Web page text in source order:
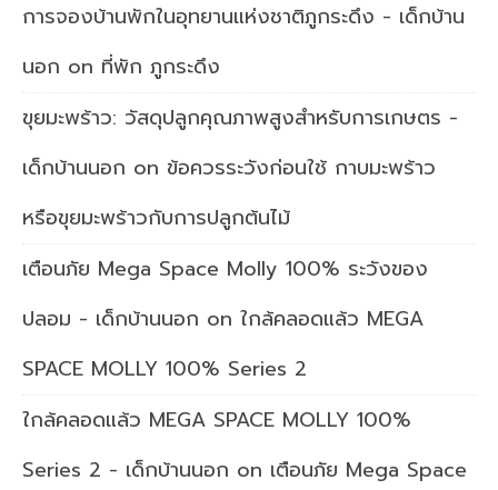
การจองบ้านพักในอุทยานแห่งชาติภูกระดึง - เด็กบ้าน
นอก on ที่พัก ภูกระดึง
ขุยมะพร้าว: วัสดุปลูกคุณภาพสูงสำหรับการเกษตร -
เด็กบ้านนอก on ข้อควรระวังก่อนใช้ กาบมะพร้าว
หรือขุยมะพร้าวกับการปลูกต้นไม้
เตือนภัย Mega Space Molly 100% ระวังของ
ปลอม - เด็กบ้านนอก on ใกล้คลอดแล้ว MEGA
SPACE MOLLY 100% Series 2
ใกล้คลอดแล้ว MEGA SPACE MOLLY 100%
Series 2 - เด็กบ้านนอก on เตือนภัย Mega Space